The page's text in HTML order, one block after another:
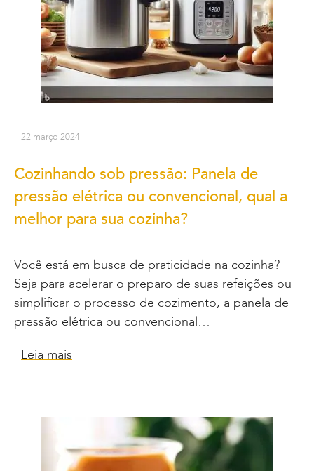
22 março 2024
Cozinhando sob pressão: Panela de
pressão elétrica ou convencional, qual a
melhor para sua cozinha?
Você está em busca de praticidade na cozinha?
Seja para acelerar o preparo de suas refeições ou
simplificar o processo de cozimento, a panela de
pressão elétrica ou convencional…
Leia mais